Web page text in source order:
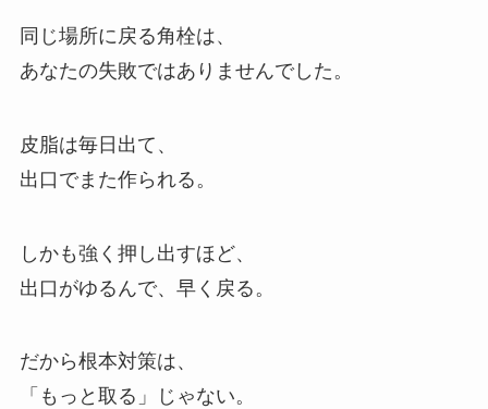
同じ場所に戻る角栓は、
あなたの失敗ではありませんでした。
皮脂は毎日出て、
出口でまた作られる。
しかも強く押し出すほど、
出口がゆるんで、早く戻る。
だから根本対策は、
「もっと取る」じゃない。